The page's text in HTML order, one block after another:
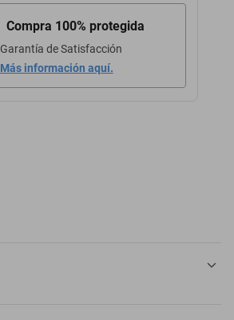
Compra 100% protegida
Garantía de Satisfacción
Más información aquí.